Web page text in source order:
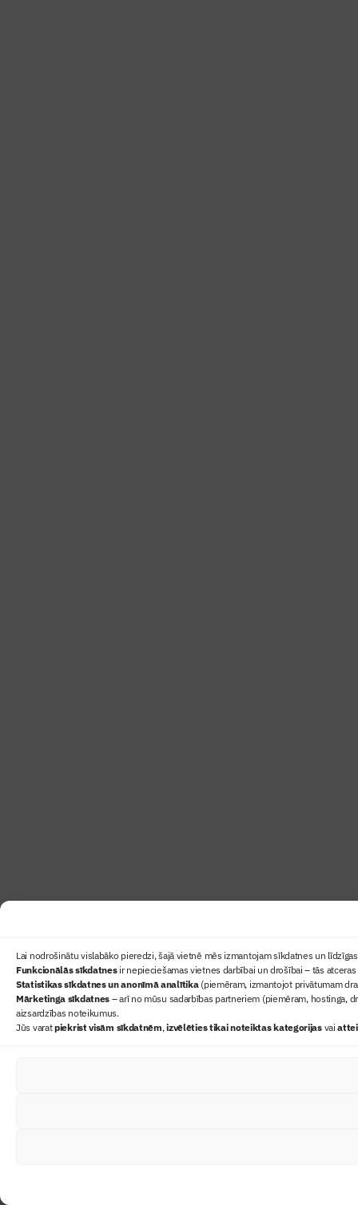
Lai nodrošinātu vislabāko pieredzi, šajā vietnē mēs izmantojam sīkdatnes un
Funkcionālās sīkdatnesir nepieciešamas vietnes darbībai un drošībai – tās
Statistikas sīkdatnes un anonīmā analītika(piemēram, izmantojot privātumam
Mārketinga sīkdatnes – arī no mūsu sadarbības partneriem (piemēram, hostinga,
aizsardzības noteikumus.
Jūs varatpiekrist visām sīkdatnēm,izvēlēties tikai noteiktas kategorijasvai